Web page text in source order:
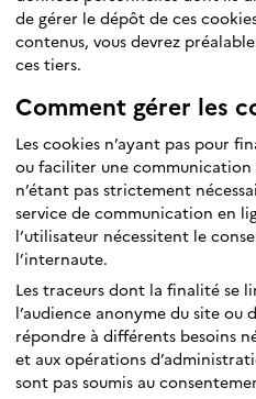
de gérer le dépôt de ces
contenus, vous devrez
ces tiers.
Comment gérer les
Les cookies n’ayant pas pour
ou faciliter une
n’étant pas strictement
service de communication en
l’utilisateur nécessitent le
l’internaute.
Les traceurs dont la finalité se
l’audience anonyme du site ou
répondre à différents besoins
et aux opérations
sont pas soumis au